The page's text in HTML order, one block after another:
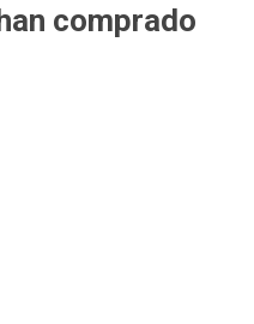
comprado